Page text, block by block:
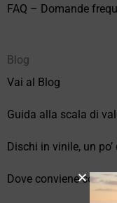
FAQ – Domande
Blog
Vai al Blog
Guida alla scala di
Dischi in vinile, un
Dove conviene